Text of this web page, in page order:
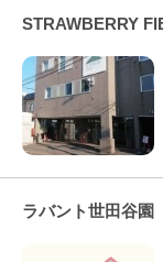
STRAWBERRY
ラバント世田谷園